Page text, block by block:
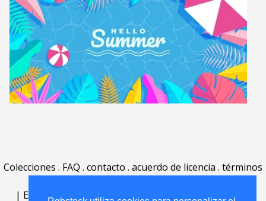
Colecciones . FAQ . contacto . acuerdo de licencia . términos
| English | Deutsch| Español Português